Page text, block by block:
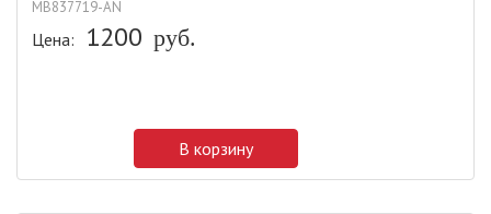
MB837719-AN
Цена: 1200 руб.
В корзину